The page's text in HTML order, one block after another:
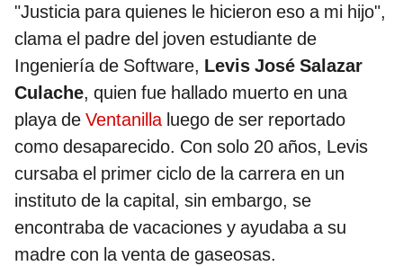
"Justicia para quienes le hicieron eso a mi hijo",
clama el padre del joven estudiante de
Ingeniería de Software, Levis José Salazar
Culache, quien fue hallado muerto en una
playa de Ventanillaluego de ser reportado
como desaparecido. Con solo 20 años, Levis
cursaba el primer ciclo de la carrera en un
instituto de la capital, sin embargo, se
encontraba de vacaciones y ayudaba a su
madre con la venta de gaseosas.